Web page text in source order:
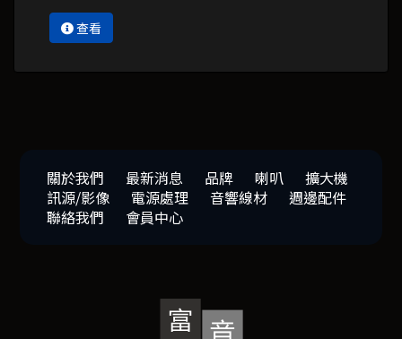
查看
關於我們 最新消息 品牌 喇叭
擴大機
訊源/影像
電源處理 音響線材
週邊配件
聯絡我們
會員中心